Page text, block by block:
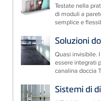
Testate nella
di moduli a
semplice e
Soluzioni
Quasi invisibile.
essere integrati
canalina doccia
Sistemi di